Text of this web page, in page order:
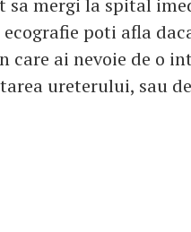
sa mergi la spital
poti afla
care ai nevoie de o
ureterului, sau